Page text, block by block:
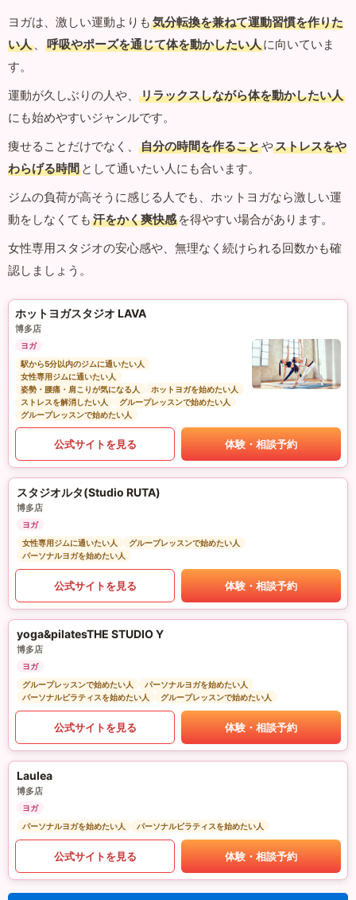
ヨガは、激しい運動よりも 気分転換を兼ねて運動習慣を作りた
い人 、 呼吸やポーズを通じて体を動かしたい人に向いていま
す。
運動が久しぶりの人や、
リラックスしながら体を動かしたい人
にも始めやすいジャンルです。
痩せることだけでなく、
自分の時間を作ることやストレスをや
わらげる時間 として通いたい人にも合います。
ジムの負荷が高そうに感じる人でも、ホットヨガなら激しい運
動をしなくても 汗をかく爽快感 を得やすい場合があります。
女性専用スタジオの安心感や、無理なく続けられる回数かも確
認しましょう。
ホットヨガスタジオ LAVA
博多店
ヨガ
駅から5分以内のジムに通いたい人
女性専用ジムに通いたい人
姿勢・腰痛・肩こりが気になる人
ホットヨガを始めたい人
ストレスを解消したい人
グループレッスンで始めたい人
グループレッスンで始めたい人
公式サイトを見る 体験・相談予約
スタジオルタ(Studio RUTA)
博多店
ヨガ
女性専用ジムに通いたい人
グループレッスンで始めたい人
パーソナルヨガを始めたい人
公式サイトを見る 体験・相談予約
yoga&pilatesTHE STUDIO Y
博多店
ヨガ
グループレッスンで始めたい人
パーソナルヨガを始めたい人
パーソナルピラティスを始めたい人
グループレッスンで始めたい人
公式サイトを見る 体験・相談予約
Laulea
博多店
ヨガ
パーソナルヨガを始めたい人
パーソナルピラティスを始めたい人
公式サイトを見る 体験・相談予約